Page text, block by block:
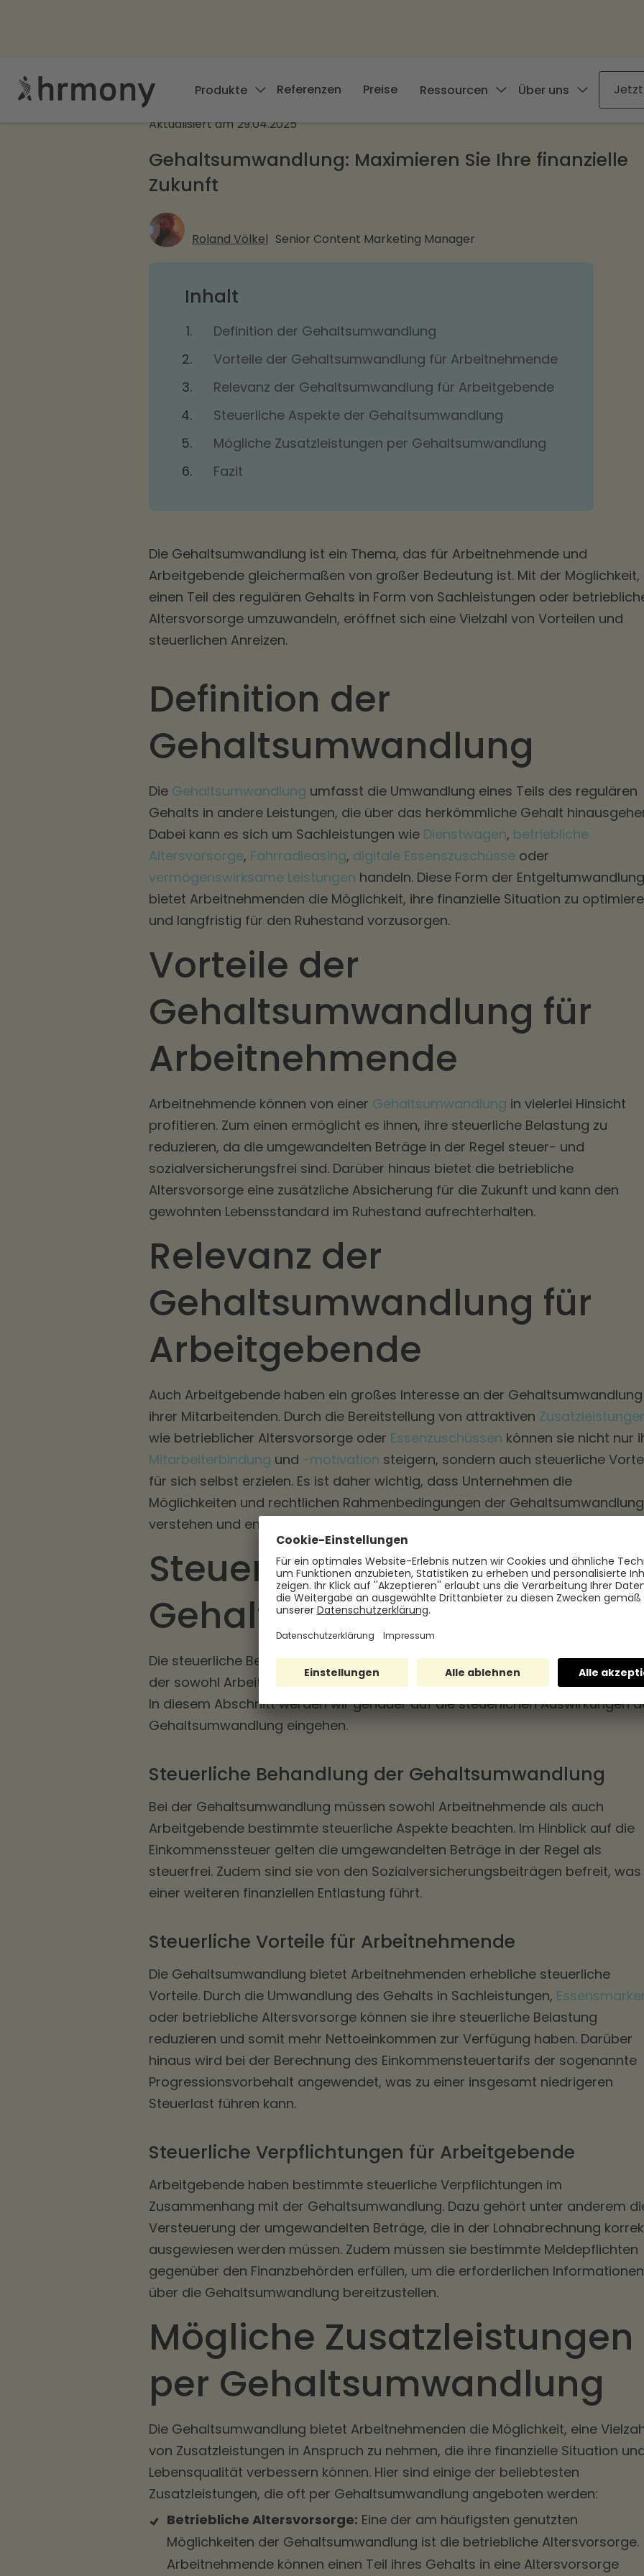
Produkte Referenzen Preise Ressourcen Über uns
Aktualisiert am 29.04.2025
Gehaltsumwandlung: Maximieren Sie Ihre finanzielle
Zukunft
Roland Völkel Senior Content Marketing Manager
Inhalt
Definition der Gehaltsumwandlung
Vorteile der Gehaltsumwandlung für Arbeitnehmende
Relevanz der Gehaltsumwandlung für Arbeitgebende
Steuerliche Aspekte der Gehaltsumwandlung
Mögliche Zusatzleistungen per Gehaltsumwandlung
Fazit
Die Gehaltsumwandlung ist ein Thema, das für Arbeitnehmende und
Arbeitgebende gleichermaßen von großer Bedeutung ist. Mit der Möglichkeit,
einen Teil des regulären Gehalts in Form von Sachleistungen oder
Altersvorsorge umzuwandeln, eröffnet sich eine Vielzahl von Vorteilen und
steuerlichen Anreizen.
Definition der
Gehaltsumwandlung
Die Gehaltsumwandlung umfasst die Umwandlung eines Teils des regulären
Gehalts in andere Leistungen, die über das herkömmliche Gehalt
Dabei kann es sich um Sachleistungen wie Dienstwagen, betriebliche
Altersvorsorge, Fahrradleasing, digitale Essenszuschüsse oder
vermögenswirksame Leistungen handeln. Diese Form der Entgeltumwandlung
bietet Arbeitnehmenden die Möglichkeit, ihre finanzielle Situation zu
und langfristig für den Ruhestand vorzusorgen.
Vorteile der
Gehaltsumwandlung für
Arbeitnehmende
Arbeitnehmende können von einer Gehaltsumwandlung in vielerlei Hinsicht
profitieren. Zum einen ermöglicht es ihnen, ihre steuerliche Belastung zu
reduzieren, da die umgewandelten Beträge in der Regel steuer- und
sozialversicherungsfrei sind. Darüber hinaus bietet die betriebliche
Altersvorsorge eine zusätzliche Absicherung für die Zukunft und kann den
gewohnten Lebensstandard im Ruhestand aufrechterhalten.
Relevanz der
Gehaltsumwandlung für
Arbeitgebende
Auch Arbeitgebende haben ein großes Interesse an der Gehaltsumwandlung
ihrer Mitarbeitenden. Durch die Bereitstellung von attraktiven
wie betrieblicher Altersvorsorge oder Essenzuschüssen können sie nicht nur
Mitarbeiterbindung und -motivation steigern, sondern auch steuerliche
für sich selbst erzielen. Es ist daher wichtig, dass Unternehmen die
Möglichkeiten und rechtlichen Rahmenbedingungen der Gehaltsumwandlung
verstehen und entsprechende Maßnahmen ergreifen.
Steuerliche Aspekte der
Gehaltsumwandlung
Die steuerliche Behandlung der Gehaltsumwandlung ist ein wesentlicher
der sowohl Arbeitnehmende als auch Arbeitgebende berücksichtigen
In diesem Abschnitt werden wir genauer auf die steuerlichen Auswirkungen
Gehaltsumwandlung eingehen.
Steuerliche Behandlung der Gehaltsumwandlung
Bei der Gehaltsumwandlung müssen sowohl Arbeitnehmende als auch
Arbeitgebende bestimmte steuerliche Aspekte beachten. Im Hinblick auf die
Einkommenssteuer gelten die umgewandelten Beträge in der Regel als
steuerfrei. Zudem sind sie von den Sozialversicherungsbeiträgen befreit, was
einer weiteren finanziellen Entlastung führt.
Steuerliche Vorteile für Arbeitnehmende
Die Gehaltsumwandlung bietet Arbeitnehmenden erhebliche steuerliche
Vorteile. Durch die Umwandlung des Gehalts in Sachleistungen,
oder betriebliche Altersvorsorge können sie ihre steuerliche Belastung
reduzieren und somit mehr Nettoeinkommen zur Verfügung haben. Darüber
hinaus wird bei der Berechnung des Einkommensteuertarifs der sogenannte
Progressionsvorbehalt angewendet, was zu einer insgesamt niedrigeren
Steuerlast führen kann.
Steuerliche Verpflichtungen für Arbeitgebende
Arbeitgebende haben bestimmte steuerliche Verpflichtungen im
Zusammenhang mit der Gehaltsumwandlung. Dazu gehört unter anderem
Versteuerung der umgewandelten Beträge, die in der Lohnabrechnung
ausgewiesen werden müssen. Zudem müssen sie bestimmte Meldepflichten
gegenüber den Finanzbehörden erfüllen, um die erforderlichen Informationen
über die Gehaltsumwandlung bereitzustellen.
Mögliche Zusatzleistungen
per Gehaltsumwandlung
Die Gehaltsumwandlung bietet Arbeitnehmenden die Möglichkeit, eine
von Zusatzleistungen in Anspruch zu nehmen, die ihre finanzielle Situation
Lebensqualität verbessern können. Hier sind einige der beliebtesten
Zusatzleistungen, die oft per Gehaltsumwandlung angeboten werden:
Betriebliche Altersvorsorge: Eine der am häufigsten genutzten
Möglichkeiten der Gehaltsumwandlung ist die betriebliche Altersvorsorge.
Arbeitnehmende können einen Teil ihres Gehalts in eine Altersvorsorge